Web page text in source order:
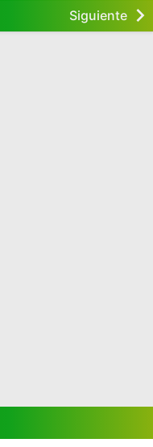
Siguiente